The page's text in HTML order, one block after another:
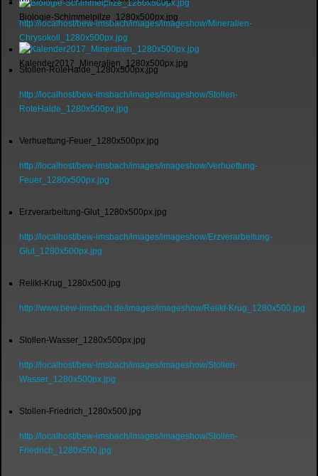
Biologie-Schimmelpilze_1280x500px.jpg
Kalender2017_Mineralien_1280x500px.jpg
http://localhost/bew-imsbach/images/imageshow/Mineralien-
Chrysokoll_1280x500px.jpg
Stollen-RoteHalde_1280x500px.jpg
http://localhost/bew-imsbach/images/imageshow/Stollen-
RoteHalde_1280x500px.jpg
Verhuettung-Feuer_1280x500px.jpg
http://localhost/bew-imsbach/images/imageshow/Verhuettung-
Feuer_1280x500px.jpg
Erzverarbeitung-Glut_1280x500px.jpg
http://localhost/bew-imsbach/images/imageshow/Erzverarbeitung-
Glut_1280x500px.jpg
Relikt-Krug_1280x500.jpg
http://www.bew-imsbach.de/images/imageshow/Relikt-Krug_1280x500.jpg
Stollen-Wasser_1280x500px.jpg
http://localhost/bew-imsbach/images/imageshow/Stollen-
Wasser_1280x500px.jpg
Stollen-Friedrich_1280x500.jpg
http://localhost/bew-imsbach/images/imageshow/Stollen-
Friedrich_1280x500.jpg